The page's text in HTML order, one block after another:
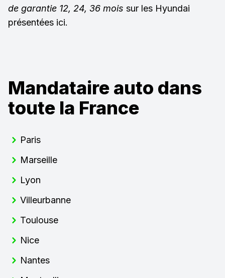
de garantie 12, 24, 36 mois sur les Hyundai
présentées ici.
Mandataire auto dans
toute la France
Paris
Marseille
Lyon
Villeurbanne
Toulouse
Nice
Nantes